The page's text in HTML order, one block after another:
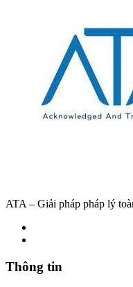
ATA – Giải pháp pháp lý
Thông tin